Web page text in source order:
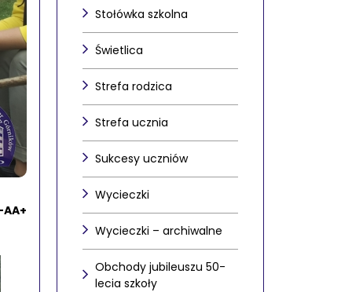
AA+
Stołówka szkolna
Świetlica
Strefa rodzica
Strefa ucznia
Sukcesy uczniów
Wycieczki
Wycieczki – archiwalne
Obchody jubileuszu 50-
lecia szkoły